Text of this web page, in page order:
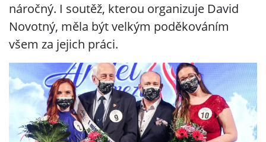
náročný. I soutěž, kterou organizuje David
Novotný, měla být velkým poděkováním
všem za jejich práci.